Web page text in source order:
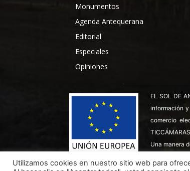
Monumentos
Agenda Antequerana
Editorial
Especiales
Opiniones
EL SOL DE
información
comercio
Una manera
Utilizamos cookies en nuestro sitio web para